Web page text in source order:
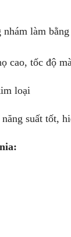
làm
tốc độ
loại
suất tốt,